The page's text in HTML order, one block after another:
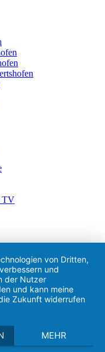
TV
von Dritten,
und
der Nutzer
und kann meine
Zukunft widerrufen
MEHR